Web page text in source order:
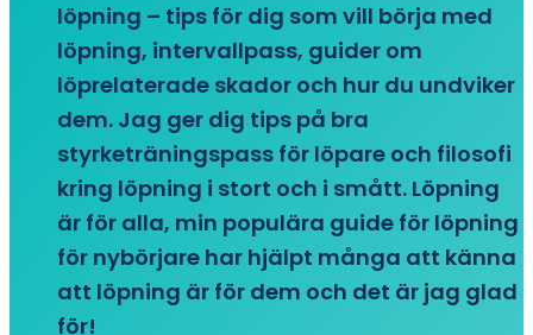
löpning – tips för dig som vill börja med
löpning, intervallpass, guider om
löprelaterade skador och hur du undviker
dem. Jag ger dig tips på bra
styrketräningspass för löpare och filosofi
kring löpning i stort och i smått. Löpning
är för alla, min populära guide för löpning
för nybörjare har hjälpt många att känna
att löpning är för dem och det är jag glad
för!